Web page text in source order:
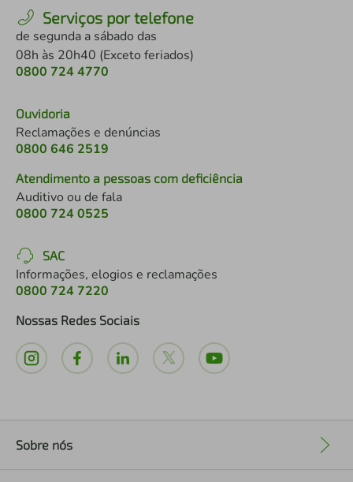
Serviços por telefone
de segunda a sábado das
08h às 20h40 (Exceto feriados)
0800 724 4770
Ouvidoria
Reclamações e denúncias
0800 646 2519
Atendimento a pessoas com deficiência
Auditivo ou de fala
0800 724 0525
SAC
Informações, elogios e reclamações
0800 724 7220
Nossas Redes Sociais
Sobre nós